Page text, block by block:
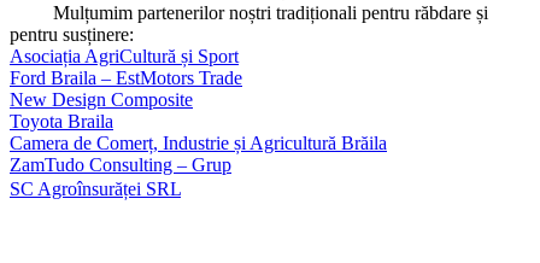
Mulțumim partenerilor noștri tradiționali pentru răbdare și
pentru susținere:
Asociația AgriCultură și Sport
Ford Braila – EstMotors Trade
New Design Composite
Toyota Braila
Camera de Comerț, Industrie și Agricultură Brăila
ZamTudo Consulting – Grup
SC Agroînsurăței SRL